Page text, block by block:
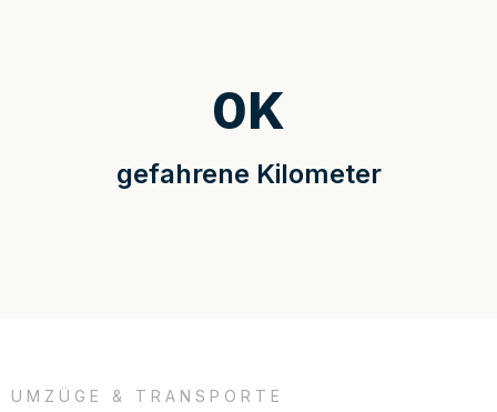
gefahrene Kilometer
0K
UMZÜGE & TRANSPORTE